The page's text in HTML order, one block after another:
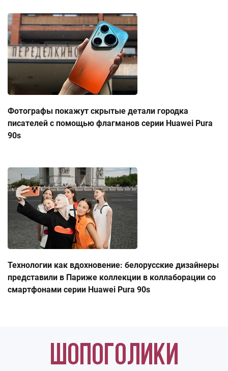
Фотографы покажут скрытые детали городка
писателей с помощью флагманов серии Huawei Pura
90s
Технологии как вдохновение: белорусские дизайнеры
представили в Париже коллекции в коллаборации со
смартфонами серии Huawei Pura 90s